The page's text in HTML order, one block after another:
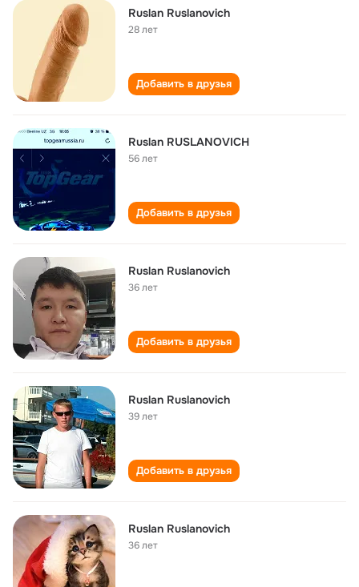
Ruslan Ruslanovich
28 лет
Добавить в друзья
Ruslan RUSLANOVICH
56 лет
Добавить в друзья
Ruslan Ruslanovich
36 лет
Добавить в друзья
Ruslan Ruslanovich
39 лет
Добавить в друзья
Ruslan Ruslanovich
36 лет